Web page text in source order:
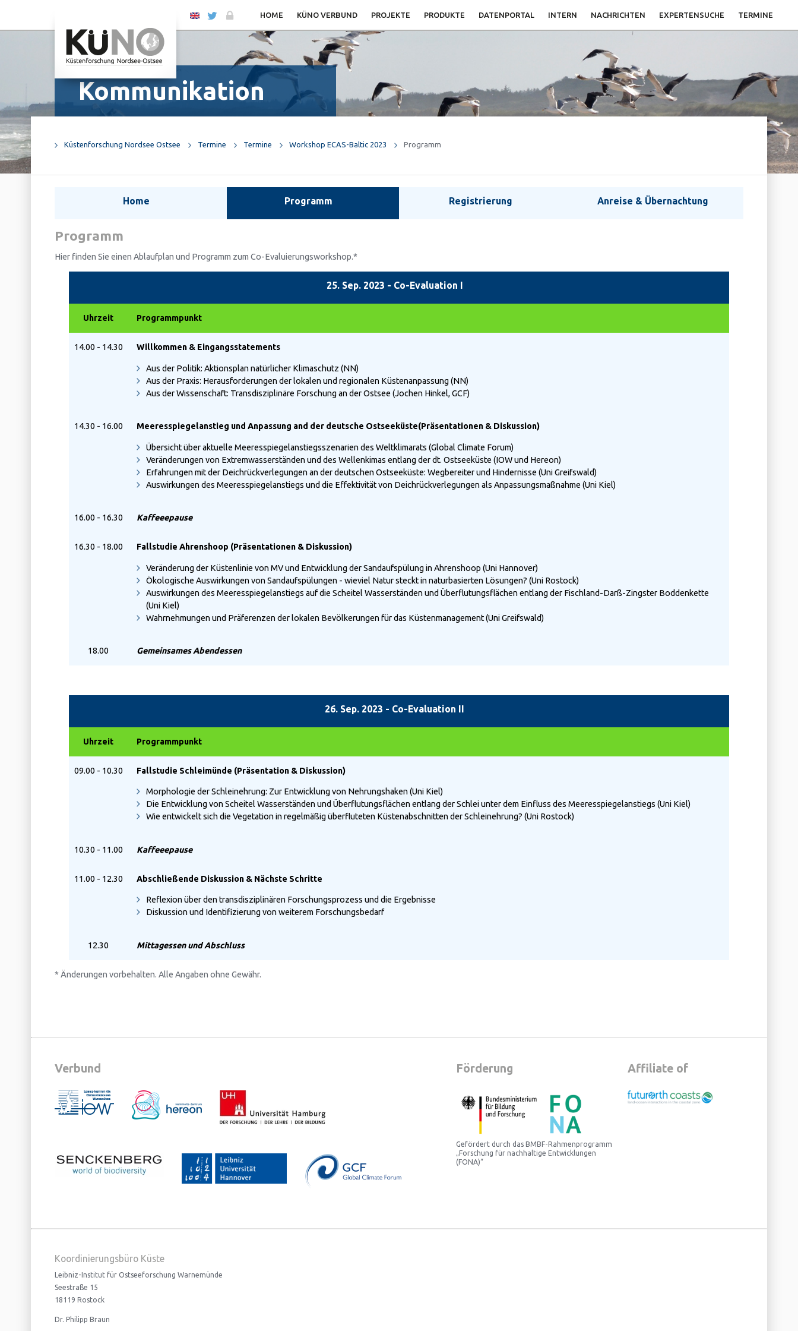
EN HOME KÜNO VERBUND PROJEKTE PRODUKTE DATENPORTAL INTERN NACHRICHTEN EXPERTENSUCHE TERMINE
Kommunikation
Küstenforschung Nordsee Ostsee Termine Termine Workshop ECAS-Baltic 2023 Programm
Home Programm Registrierung Anreise & Übernachtung
Programm
Hier finden Sie einen Ablaufplan und Programm zum Co-Evaluierungsworkshop.*
25. Sep. 2023 - Co-Evaluation I
Uhrzeit Programmpunkt
14.00 - 14.30 Willkommen & Eingangsstatements
Aus der Politik: Aktionsplan natürlicher Klimaschutz (NN)
Aus der Praxis: Herausforderungen der lokalen und regionalen Küstenanpassung (NN)
Aus der Wissenschaft: Transdisziplinäre Forschung an der Ostsee (Jochen Hinkel, GCF)
14.30 - 16.00 Meeresspiegelanstieg und Anpassung and der deutsche Ostseeküste(Präsentationen & Diskussion)
Übersicht über aktuelle Meeresspiegelanstiegsszenarien des Weltklimarats (Global Climate Forum)
Veränderungen von Extremwasserständen und des Wellenkimas entlang der dt. Ostseeküste (IOW und Hereon)
Erfahrungen mit der Deichrückverlegungen an der deutschen Ostseeküste: Wegbereiter und Hindernisse (Uni Greifswald)
Auswirkungen des Meeresspiegelanstiegs und die Effektivität von Deichrückverlegungen als Anpassungsmaßnahme (Uni Kiel)
16.00 - 16.30 Kaffeeepause
16.30 - 18.00 Fallstudie Ahrenshoop (Präsentationen & Diskussion)
Veränderung der Küstenlinie von MV und Entwicklung der Sandaufspülung in Ahrenshoop (Uni Hannover)
Ökologische Auswirkungen von Sandaufspülungen - wieviel Natur steckt in naturbasierten Lösungen? (Uni Rostock)
Auswirkungen des Meeresspiegelanstiegs auf die Scheitel Wasserständen und Überflutungsflächen entlang der Fischland-Darß-Zingster Boddenkette
(Uni Kiel)
Wahrnehmungen und Präferenzen der lokalen Bevölkerungen für das Küstenmanagement (Uni Greifswald)
18.00 Gemeinsames Abendessen
26. Sep. 2023 - Co-Evaluation II
Uhrzeit Programmpunkt
09.00 - 10.30 Fallstudie Schleimünde (Präsentation & Diskussion)
Morphologie der Schleinehrung: Zur Entwicklung von Nehrungshaken (Uni Kiel)
Die Entwicklung von Scheitel Wasserständen und Überflutungsflächen entlang der Schlei unter dem Einfluss des Meeresspiegelanstiegs (Uni Kiel)
Wie entwickelt sich die Vegetation in regelmäßig überfluteten Küstenabschnitten der Schleinehrung? (Uni Rostock)
10.30 - 11.00 Kaffeeepause
11.00 - 12.30 Abschließende Diskussion & Nächste Schritte
Reflexion über den transdisziplinären Forschungsprozess und die Ergebnisse
Diskussion und Identifizierung von weiterem Forschungsbedarf
12.30 Mittagessen und Abschluss
* Änderungen vorbehalten. Alle Angaben ohne Gewähr.
Verbund Förderung
Gefördert durch das BMBF-Rahmenprogramm
„Forschung für nachhaltige Entwicklungen
(FONA)“
Affiliate of
Koordinierungsbüro Küste
Leibniz-Institut für Ostseeforschung Warnemünde
Seestraße 15
18119 Rostock
Dr. Philipp Braun